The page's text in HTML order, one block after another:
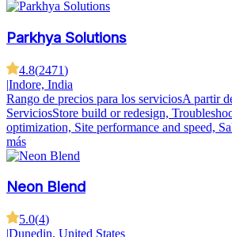
Parkhya Solutions
4.8(2471)
|Indore, India
Rango de precios para los serviciosA partir
ServiciosStore build or redesign,
optimization, Site performance and speed,
más
Neon Blend
5.0(4)
|Dunedin, United States